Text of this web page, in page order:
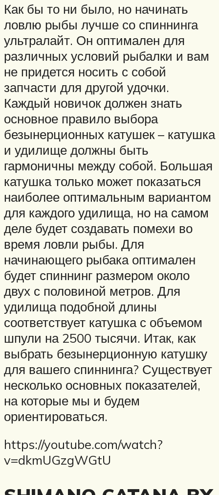
Как бы то ни было, но начинать
ловлю рыбы лучше со спиннинга
ультралайт. Он оптимален для
различных условий рыбалки и вам
не придется носить с собой
запчасти для другой удочки.
Каждый новичок должен знать
основное правило выбора
безынерционных катушек – катушка
и удилище должны быть
гармоничны между собой. Большая
катушка только может показаться
наиболее оптимальным вариантом
для каждого удилища, но на самом
деле будет создавать помехи во
время ловли рыбы. Для
начинающего рыбака оптимален
будет спиннинг размером около
двух с половиной метров. Для
удилища подобной длины
соответствует катушка с объемом
шпули на 2500 тысячи. Итак, как
выбрать безынерционную катушку
для вашего спиннинга? Существует
несколько основных показателей,
на которые мы и будем
ориентироваться.
https://youtube.com/watch?
v=dkmUGzgWGtU